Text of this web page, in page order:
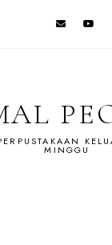
MINGGU